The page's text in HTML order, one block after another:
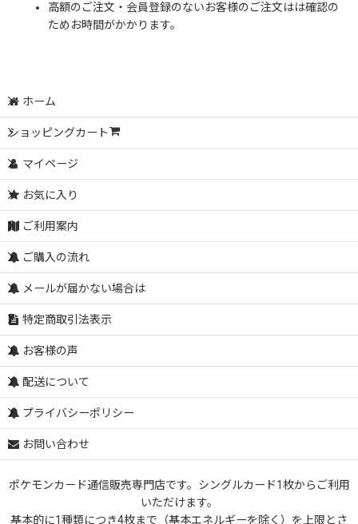
高額のご注文・会員登録のないお客様のご注文はは確認の
ためお時間がかかります。
ホーム
ショッピングカート
マイページ
お気に入り
ご利用案内
ご購入の流れ
メールが届かない場合は
特定商取引法表示
お客様の声
配送について
プライバシーポリシー
お問い合わせ
ポケモンカード通信販売専門店です。シングルカード1枚からご利用
いただけます。
基本的に1種類につき4枚まで（基本エネルギーを除く）を上限とさ